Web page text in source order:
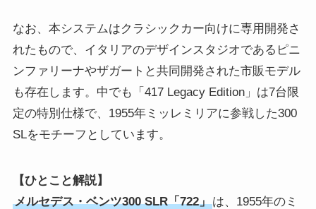
なお、本システムはクラシックカー向けに専用開発さ
れたもので、イタリアのデザインスタジオであるピニ
ンファリーナやザガートと共同開発された市販モデル
も存在します。中でも「417 Legacy Edition」は7台限
定の特別仕様で、1955年ミッレミリアに参戦した300
SLをモチーフとしています。
【ひとこと解説】
メルセデス・ベンツ300 SLR「722」は、1955年のミ